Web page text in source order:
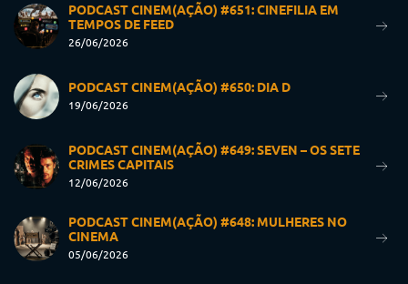
PODCAST CINEM(AÇÃO) #651: CINEFILIA EM
TEMPOS DE FEED
26/06/2026
PODCAST CINEM(AÇÃO) #650: DIA D
19/06/2026
PODCAST CINEM(AÇÃO) #649: SEVEN – OS SETE
CRIMES CAPITAIS
12/06/2026
PODCAST CINEM(AÇÃO) #648: MULHERES NO
CINEMA
05/06/2026